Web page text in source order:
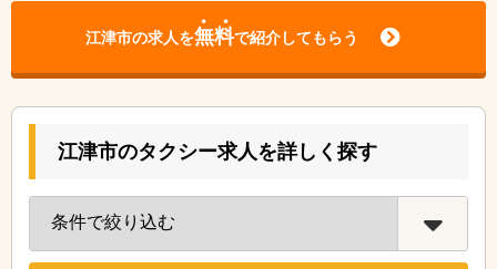
江津市の求人を無料で紹介してもらう
江津市のタクシー求人を詳しく探す